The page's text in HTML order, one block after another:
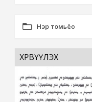
Нэр томьёо
ХӨРВҮҮЛЭХ